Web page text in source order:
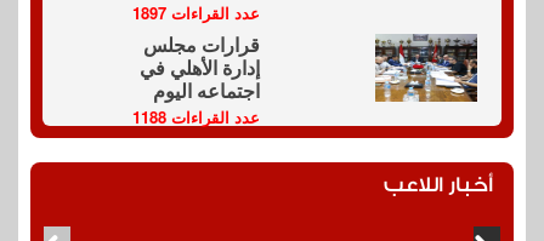
عدد القراءات 1897
قرارات مجلس
إدارة الأهلي في
اجتماعه اليوم
عدد القراءات 1188
أخبار اللاعب